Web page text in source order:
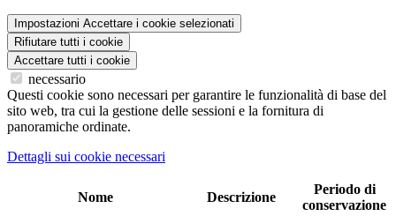
Impostazioni Accettare i cookie selezionati
Rifiutare tutti i cookie
Accettare tutti i cookie
necessario
Questi cookie sono necessari per garantire le funzionalità di base del
sito web, tra cui la gestione delle sessioni e la fornitura di
panoramiche ordinate.
Dettagli sui cookie necessari
Nome Descrizione
Periodo di
conservazione